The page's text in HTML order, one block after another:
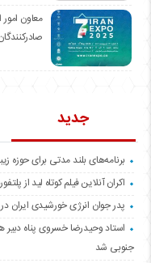
معاون
جدید
برنامه‌های بلند مدتی برای حوزه
اکران آنلاین فیلم کوتاه لید از
پدر جوان انرژی خورشیدی
استاد وحیدرضا خسروی پناه
جنوبی شد